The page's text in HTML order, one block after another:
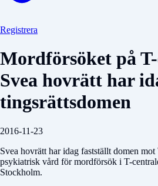
Registrera
Mordförsöket på
Svea hovrätt har
tingsrättsdomen
2016-11-23
Svea hovrätt har idag fastställt domen
psykiatrisk vård för mordförsök i T-
Stockholm.